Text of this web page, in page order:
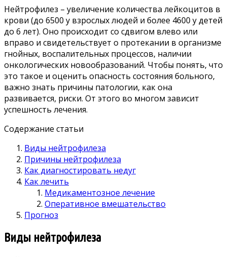
Нейтрофилез – увеличение количества лейкоцитов в
крови (до 6500 у взрослых людей и более 4600 у детей
до 6 лет). Оно происходит со сдвигом влево или
вправо и свидетельствует о протекании в организме
гнойных, воспалительных процессов, наличии
онкологических новообразований. Чтобы понять, что
это такое и оценить опасность состояния больного,
важно знать причины патологии, как она
развивается, риски. От этого во многом зависит
успешность лечения.
Содержание статьи
Виды нейтрофилеза
Причины нейтрофилеза
Как диагностировать недуг
Как лечить
Медикаментозное лечение
Оперативное вмешательство
Прогноз
Виды нейтрофилеза